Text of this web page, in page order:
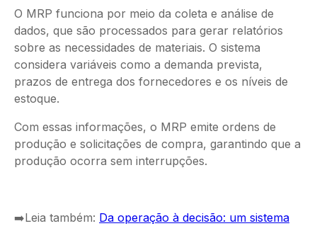
O MRP funciona por meio da coleta e análise de
dados, que são processados para gerar relatórios
sobre as necessidades de materiais. O sistema
considera variáveis como a demanda prevista,
prazos de entrega dos fornecedores e os níveis de
estoque.
Com essas informações, o MRP emite ordens de
produção e solicitações de compra, garantindo que a
produção ocorra sem interrupções.
➡️Leia também: Da operação à decisão: um sistema